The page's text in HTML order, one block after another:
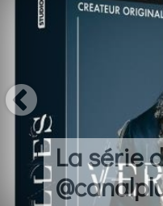
La série